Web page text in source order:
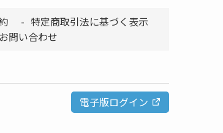
特定商取引法に基づく表示
お問い合わせ
電子版ログイン